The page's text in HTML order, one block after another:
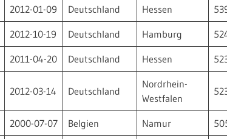
2012-01-09 Deutschland Hessen
2012-10-19 Deutschland Hamburg
2011-04-20 Deutschland Hessen
2012-03-14 Deutschland
Nordrhein-
Westfalen
2000-07-07 Belgien Namur